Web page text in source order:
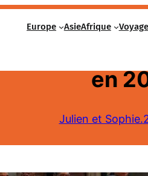
Europe AsieAfrique
guide
en
Julien et Sophie.